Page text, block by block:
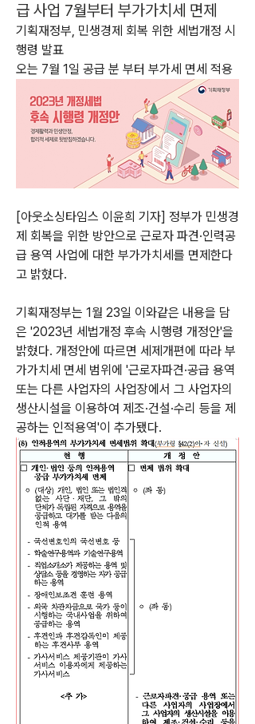
급 사업 7월부터 부가가치세 면제
기획재정부, 민생경제 회복 위한 세법개정 시
행령 발표
오는 7월 1일 공급 분 부터 부가세 면세 적용
[아웃소싱타임스 이윤희 기자] 정부가 민생경
제 회복을 위한 방안으로 근로자 파견·인력공
급 용역 사업에 대한 부가가치세를 면제한다
고 밝혔다.
기획재정부는 1월 23일 이와같은 내용을 담
은 '2023년 세법개정 후속 시행령 개정안'을
밝혔다. 개정안에 따르면 세제개편에 따라 부
가가치세 면세 범위에 '근로자파견·공급 용역
또는 다른 사업자의 사업장에서 그 사업자의
생산시설을 이용하여 제조·건설·수리 등을 제
공하는 인적용역'이 추가됐다.